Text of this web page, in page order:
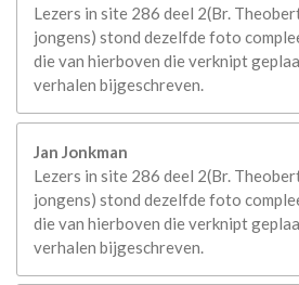
Lezers in site 286 deel 2(Br.
jongens) stond dezelfde foto
die van hierboven die verknipt
verhalen bijgeschreven.
Jan Jonkman
Lezers in site 286 deel 2(Br.
jongens) stond dezelfde foto
die van hierboven die verknipt
verhalen bijgeschreven.